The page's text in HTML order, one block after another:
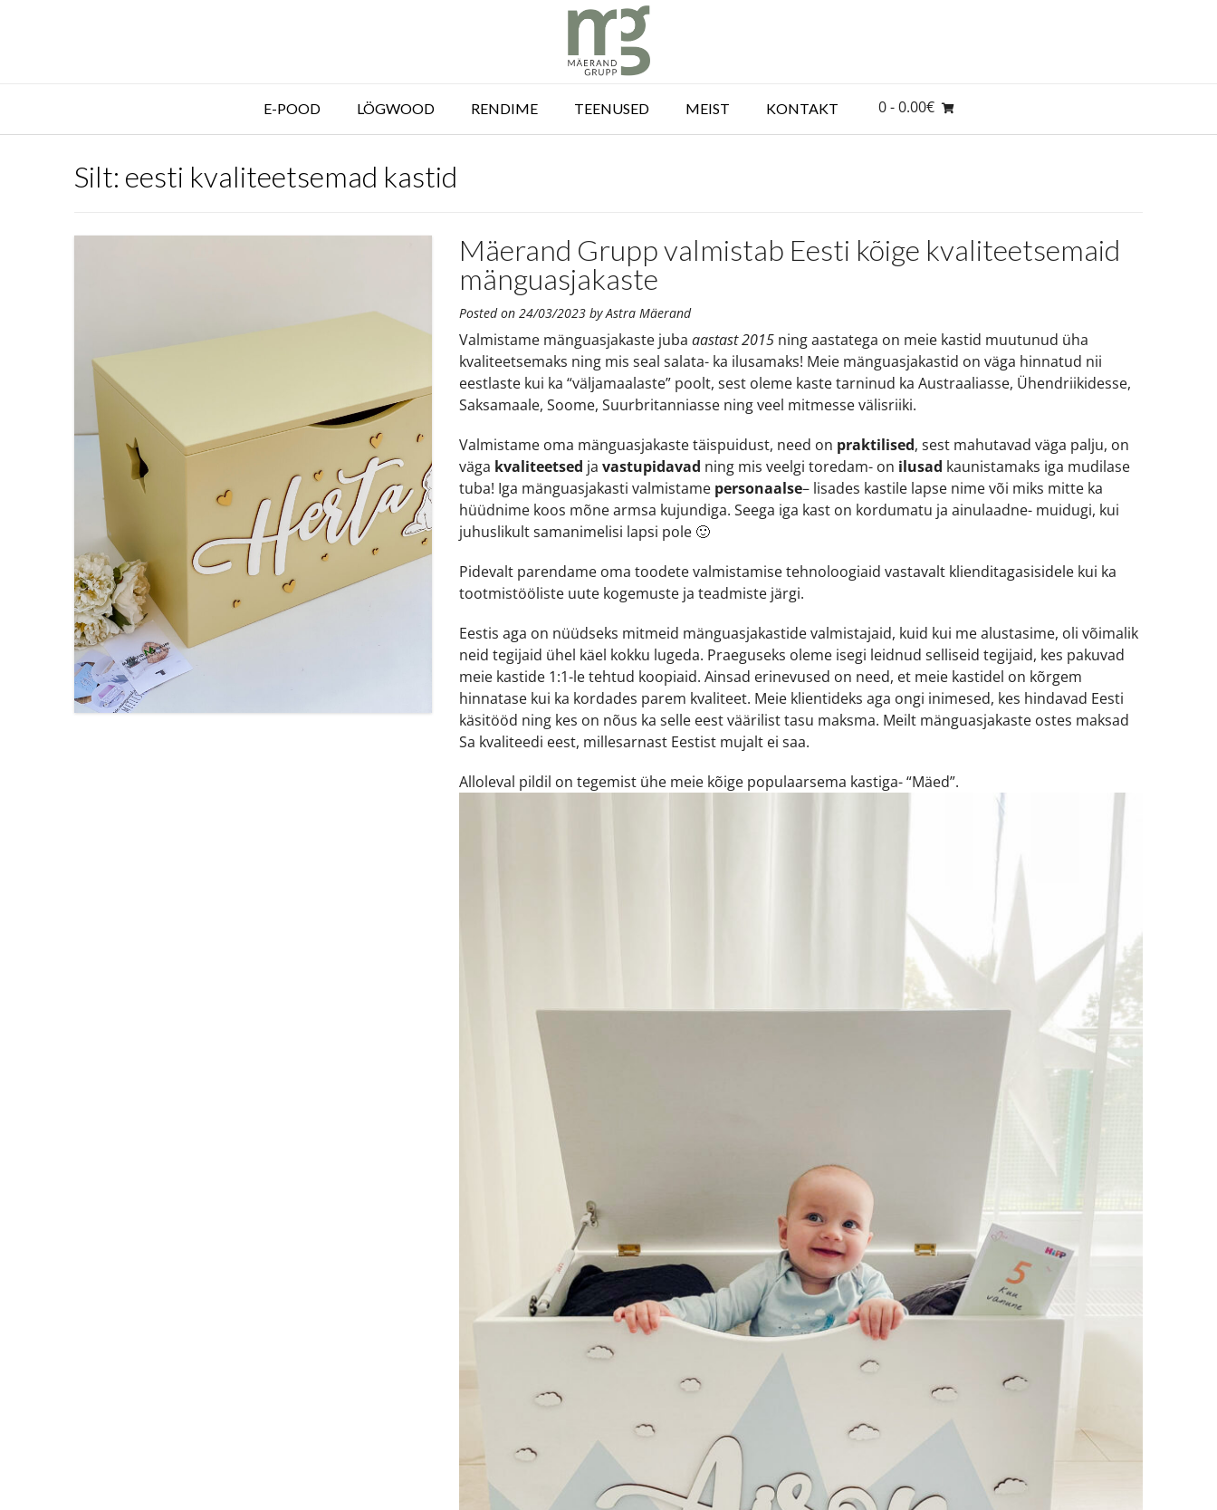
E-POOD LÖGWOOD RENDIME TEENUSED MEIST KONTAKT 0- 0.00€
Silt: eesti kvaliteetsemad kastid
Mäerand Grupp valmistab Eesti kõige kvaliteetsemaid
mänguasjakaste
Posted on 24/03/2023byAstra Mäerand
Valmistame mänguasjakaste juba aastast 2015ning aastatega on meie kastid muutunud üha
kvaliteetsemaks ning mis seal salata- ka ilusamaks! Meie mänguasjakastid on väga hinnatud nii
eestlaste kui ka “väljamaalaste” poolt, sest oleme kaste tarninud ka Austraaliasse, Ühendriikidesse,
Saksamaale, Soome, Suurbritanniasse ning veel mitmesse välisriiki.
Valmistame oma mänguasjakaste täispuidust, need on praktilised, sest mahutavad väga palju, on
väga kvaliteetsed ja vastupidavad ning mis veelgi toredam- on ilusad kaunistamaks iga mudilase
tuba! Iga mänguasjakasti valmistame personaalse– lisades kastile lapse nime või miks mitte ka
hüüdnime koos mõne armsa kujundiga. Seega iga kast on kordumatu ja ainulaadne- muidugi, kui
juhuslikult samanimelisi lapsi pole 🙂
Pidevalt parendame oma toodete valmistamise tehnoloogiaid vastavalt klienditagasisidele kui ka
tootmistööliste uute kogemuste ja teadmiste järgi.
Eestis aga on nüüdseks mitmeid mänguasjakastide valmistajaid, kuid kui me alustasime, oli võimalik
neid tegijaid ühel käel kokku lugeda. Praeguseks oleme isegi leidnud selliseid tegijaid, kes pakuvad
meie kastide 1:1-le tehtud koopiaid. Ainsad erinevused on need, et meie kastidel on kõrgem
hinnatase kui ka kordades parem kvaliteet. Meie klientideks aga ongi inimesed, kes hindavad Eesti
käsitööd ning kes on nõus ka selle eest väärilist tasu maksma. Meilt mänguasjakaste ostes maksad
Sa kvaliteedi eest, millesarnast Eestist mujalt ei saa.
Alloleval pildil on tegemist ühe meie kõige populaarsema kastiga- “Mäed”.